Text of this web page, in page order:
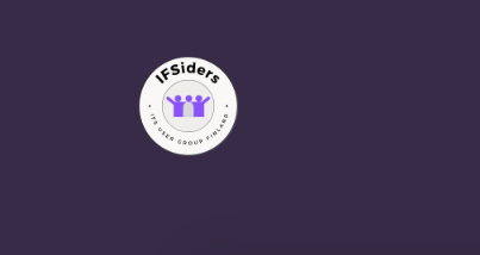
IFSiders ry